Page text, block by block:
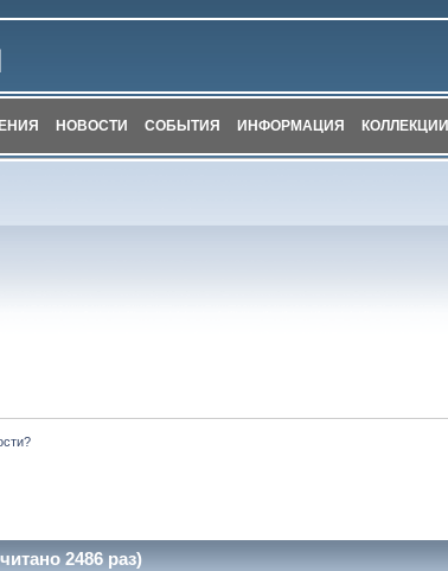
НОВОСТИ СОБЫТИЯ ИНФОРМАЦИЯ КОЛЛЕКЦИИ
2486 раз)